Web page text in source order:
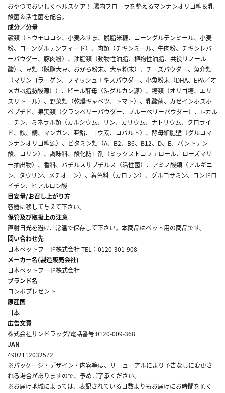
おやつでおいしくヘルスケア！ 腸内フローラを整えるマンナンオリゴ糖＆乳
酸菌＆活性菌を配合。
成分／分量
穀類（トウモロコシ、小麦ふすま、脱脂米糠、コーングルテンミール、小麦
粉、コーングルテンフィード）、肉類（チキンミール、牛肉粉、チキンレバ
ーパウダー、豚肉粉）、油脂類（動物性油脂、植物性油脂、共役リノール
酸）、豆類（脱脂大豆、おから粉末、大豆粉末）、チーズパウダー、魚介類
（マリンコラーゲン、フィッシュエキスパウダー、小魚粉末（DHA、EPA／オ
メガ-3脂肪酸源））、ビール酵母（β-グルカン源）、糖類（オリゴ糖、エリ
スリトール）、野菜類（乾燥キャベツ、トマト）、乳酸菌、カゼインホスホ
ペプチド、果実類（クランベリーパウダー、ブルーベリーパウダー）、L-カル
ニチン、ミネラル類（カルシウム、リン、カリウム、ナトリウム、クロライ
ド、鉄、銅、マンガン、亜鉛、ヨウ素、コバルト）、酵母細胞壁（グルコマ
ンナンオリゴ糖源）、ビタミン類（A、B2、B6、B12、D、E、パントテン
酸、コリン）、調味料、酸化防止剤（ミックストコフェロール、ローズマリ
ー抽出物）、香料、バチルスサブチルス（活性菌）、アミノ酸類（アルギニ
ン、タウリン、メチオニン）、着色料（カロテン）、グルコサミン、コンドロ
イチン、ヒアルロン酸
目安量/お召し上がり方
容器に移して与えて下さい。
保管及び取扱上の注意
直射日光を避け、常温で保存して下さい。本商品はペット用の商品です。
問い合わせ先
日本ペットフード株式会社 TEL：0120-301-908
メーカー名(製造販売会社)
日本ペットフード株式会社
ブランド名
コンボプレゼント
原産国
日本
広告文責
株式会社サンドラッグ/電話番号:0120-009-368
JAN
4902112032572
※パッケージ・デザイン・内容等は、リニューアルにより予告なしに変更さ
れる場合がありますので、予めご了承ください。
※お届け地域によっては、表記されている日数よりもお届けにお時間を頂く